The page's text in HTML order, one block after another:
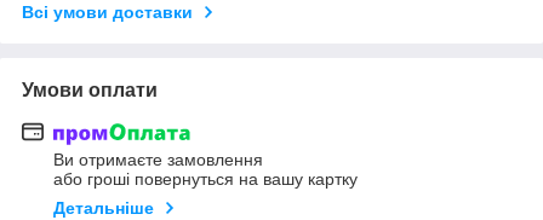
Всі умови доставки
Умови оплати
Ви отримаєте замовлення
або гроші повернуться на вашу картку
Детальніше